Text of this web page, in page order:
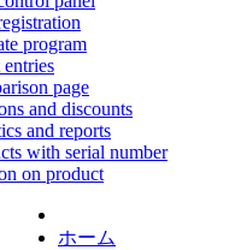
program
page
and discounts
and reports
with serial number
on product
ホーム